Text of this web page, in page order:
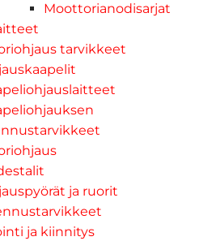
Moottorianodisarjat
tarvikkeet
ja ruorit
ja kiinnitys